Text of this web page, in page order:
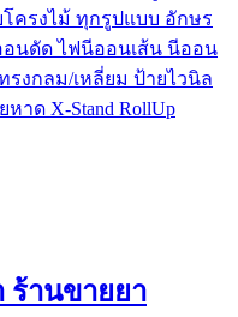
ครงไม้ ทุกรูปแบบ อักษร
นดัด ไฟนีออนเส้น นีออน
รงกลม/เหลี่ยม ป้ายไวนิล
าด X-Stand RollUp
ร้านขายยา